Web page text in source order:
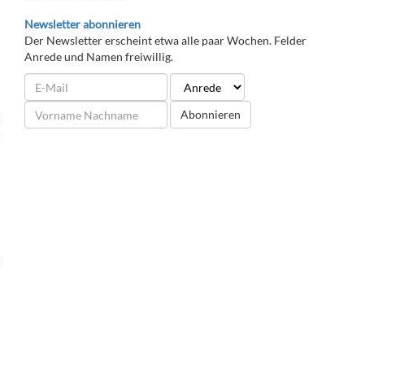
Newsletter abonnieren
Der Newsletter erscheint etwa alle paar Wochen. Felder
Anrede und Namen freiwillig.
Abonnieren